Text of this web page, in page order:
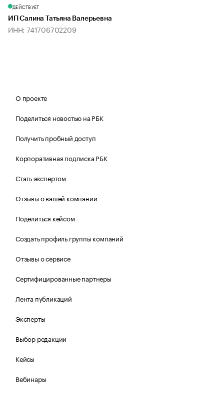
ДЕЙСТВУЕТ
ИП Салина Татьяна Валерьевна
ИНН: 741706702209
О проекте
Поделиться новостью на РБК
Получить пробный доступ
Корпоративная подписка РБК
Стать экспертом
Отзывы о вашей компании
Поделиться кейсом
Создать профиль группы компаний
Отзывы о сервисе
Сертифицированные партнеры
Лента публикаций
Эксперты
Выбор редакции
Кейсы
Вебинары